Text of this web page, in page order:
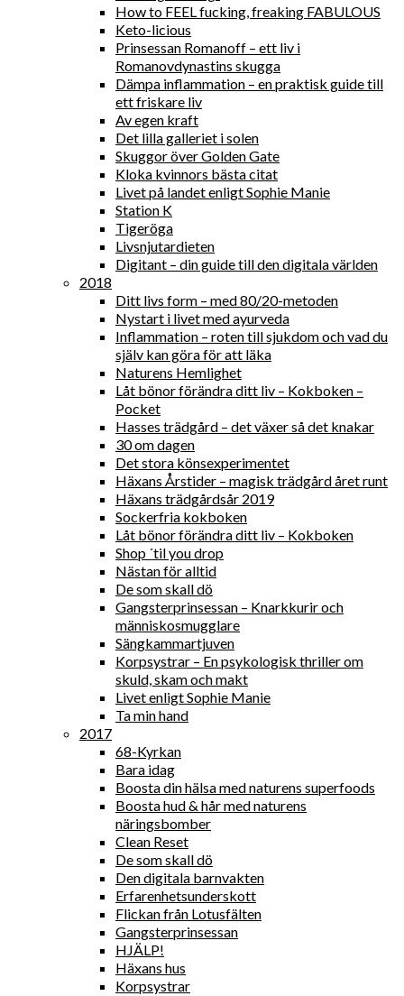
How to FEEL fucking, freaking FABULOUS
Keto-licious
Prinsessan Romanoff – ett liv i
Romanovdynastins skugga
Dämpa inflammation – en praktisk guide till
ett friskare liv
Av egen kraft
Det lilla galleriet i solen
Skuggor över Golden Gate
Kloka kvinnors bästa citat
Livet på landet enligt Sophie Manie
Station K
Tigeröga
Livsnjutardieten
Digitant – din guide till den digitala världen
2018
Ditt livs form – med 80/20-metoden
Nystart i livet med ayurveda
Inflammation – roten till sjukdom och vad du
själv kan göra för att läka
Naturens Hemlighet
Låt bönor förändra ditt liv – Kokboken –
Pocket
Hasses trädgård – det växer så det knakar
30 om dagen
Det stora könsexperimentet
Häxans Årstider – magisk trädgård året runt
Häxans trädgårdsår 2019
Sockerfria kokboken
Låt bönor förändra ditt liv – Kokboken
Shop ´til you drop
Nästan för alltid
De som skall dö
Gangsterprinsessan – Knarkkurir och
människosmugglare
Sängkammartjuven
Korpsystrar – En psykologisk thriller om
skuld, skam och makt
Livet enligt Sophie Manie
Ta min hand
2017
68-Kyrkan
Bara idag
Boosta din hälsa med naturens superfoods
Boosta hud & hår med naturens
näringsbomber
Clean Reset
De som skall dö
Den digitala barnvakten
Erfarenhetsunderskott
Flickan från Lotusfälten
Gangsterprinsessan
HJÄLP!
Häxans hus
Korpsystrar